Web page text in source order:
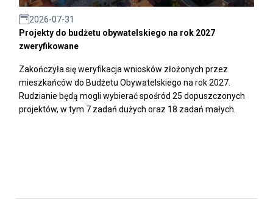
2026-07-31
Projekty do budżetu obywatelskiego na rok 2027
zweryfikowane
Zakończyła się weryfikacja wniosków złożonych przez
mieszkańców do Budżetu Obywatelskiego na rok 2027.
Rudzianie będą mogli wybierać spośród 25 dopuszczonych
projektów, w tym 7 zadań dużych oraz 18 zadań małych.